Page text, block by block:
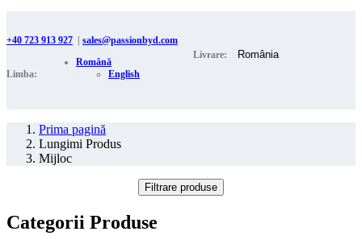
+40 723 913 927 sales@passionbyd.com
Limba:
Română
English
Livrare:
Prima pagină
Lungimi Produs
Mijloc
Filtrare produse
Categorii Produse